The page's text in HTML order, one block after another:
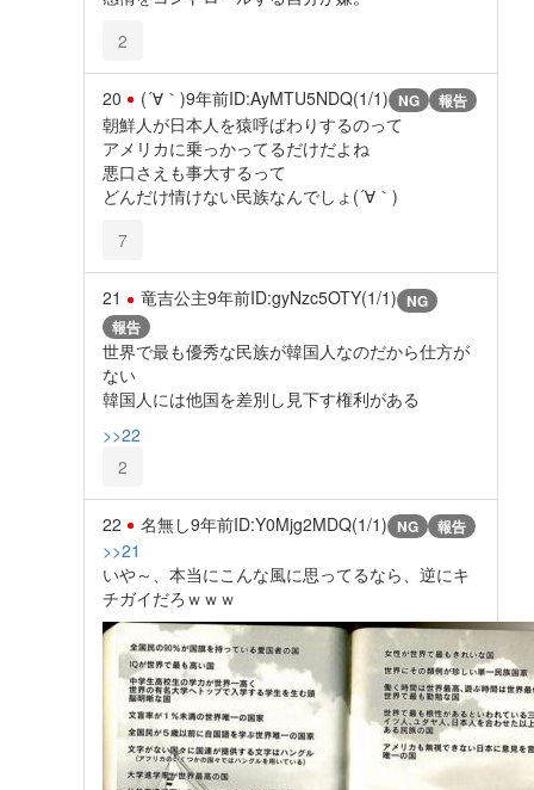
2
20 (´∀｀)9年前ID:AyMTU5NDQ(1/1) NG 報告
朝鮮人が日本人を猿呼ばわりするのって
アメリカに乗っかってるだけだよね
悪口さえも事大するって
どんだけ情けない民族なんでしょ(´∀｀)
7
21 竜吉公主9年前ID:gyNzc5OTY(1/1) NG
報告
世界で最も優秀な民族が韓国人なのだから仕方が
ない
韓国人には他国を差別し見下す権利がある
>>22
2
22 名無し9年前ID:Y0Mjg2MDQ(1/1) NG 報告
>>21
いや～、本当にこんな風に思ってるなら、逆にキ
チガイだろｗｗｗ